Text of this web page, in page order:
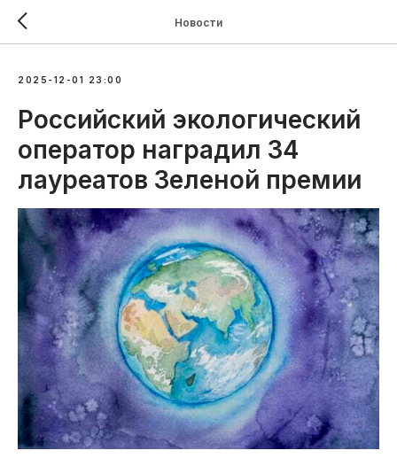
Новости
2025-12-01 23:00
Российский экологический
оператор наградил 34
лауреатов Зеленой премии